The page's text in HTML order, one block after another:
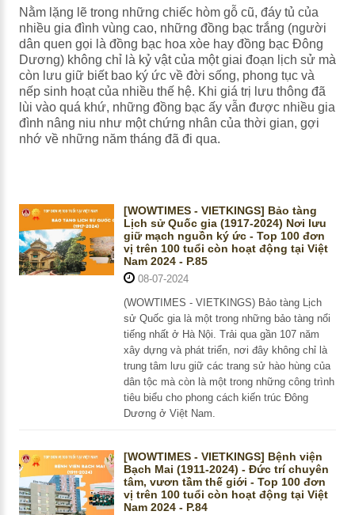
Nằm lặng lẽ trong những chiếc hòm gỗ cũ, đáy tủ của
nhiều gia đình vùng cao, những đồng bạc trắng (người
dân quen gọi là đồng bạc hoa xòe hay đồng bạc Đông
Dương) không chỉ là kỷ vật của một giai đoạn lịch sử mà
còn lưu giữ biết bao ký ức về đời sống, phong tục và
nếp sinh hoạt của nhiều thế hệ. Khi giá trị lưu thông đã
lùi vào quá khứ, những đồng bạc ấy vẫn được nhiều gia
đình nâng niu như một chứng nhân của thời gian, gợi
nhớ về những năm tháng đã đi qua.
[WOWTIMES - VIETKINGS] Bảo tàng
Lịch sử Quốc gia (1917-2024) Nơi lưu
giữ mạch nguồn ký ức - Top 100 đơn
vị trên 100 tuổi còn hoạt động tại Việt
Nam 2024 - P.85
08-07-2024
(WOWTIMES - VIETKINGS) Bảo tàng Lịch
sử Quốc gia là một trong những bảo tàng nổi
tiếng nhất ở Hà Nội. Trải qua gần 107 năm
xây dựng và phát triển, nơi đây không chỉ là
trung tâm lưu giữ các trang sử hào hùng của
dân tộc mà còn là một trong những công trình
tiêu biểu cho phong cách kiến trúc Đông
Dương ở Việt Nam.
[WOWTIMES - VIETKINGS] Bệnh viện
Bạch Mai (1911-2024) - Đức trí chuyên
tâm, vươn tầm thế giới - Top 100 đơn
vị trên 100 tuổi còn hoạt động tại Việt
Nam 2024 - P.84